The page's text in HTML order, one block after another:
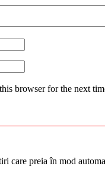
browser for the next
care preia în mod